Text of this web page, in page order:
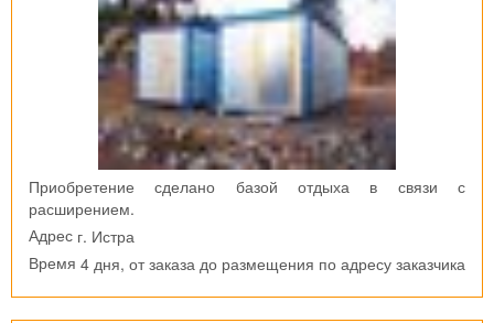
Приобретение сделано базой отдыха в связи с
расширением.
Адрес г. Истра
Время 4 дня, от заказа до размещения по адресу заказчика